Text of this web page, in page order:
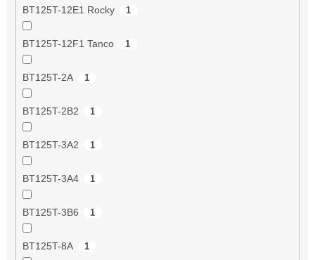
BT125T-12E1 Rocky 1
BT125T-12F1 Tanco 1
BT125T-2A 1
BT125T-2B2 1
BT125T-3A2 1
BT125T-3A4 1
BT125T-3B6 1
BT125T-8A 1